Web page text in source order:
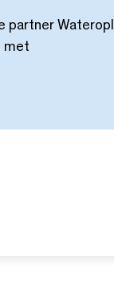
partner
met